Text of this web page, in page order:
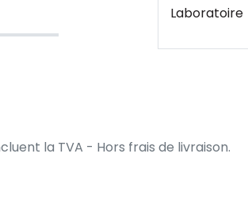
Laboratoire
la TVA - Hors frais de livraison.